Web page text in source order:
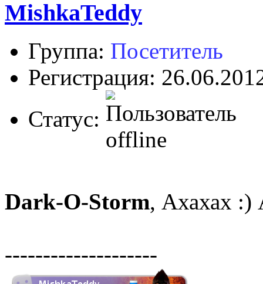
MishkaTeddy
Группа: Посетитель
Регистрация:
Статус:
Dark-O-Storm, Ахахах
--------------------